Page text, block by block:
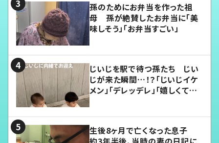
孫のためにお弁当を作った祖
母 孫が絶賛したお弁当に「美
味しそう」「お弁当すごい」
じいじを駅で待つ孫たち じい
じが来た瞬間…！？「じいじイケ
メン」「デレッデレ」「嬉しくて可
生後8ヶ月で亡くなった息子